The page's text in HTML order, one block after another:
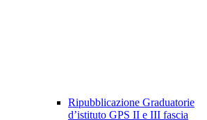
Ripubblicazione Graduatorie
d’istituto GPS II e III fascia